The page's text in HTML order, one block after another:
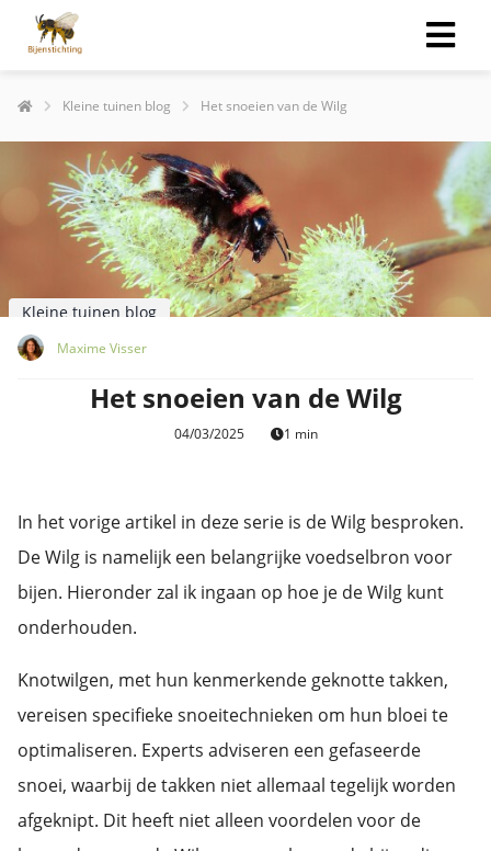
Kleine tuinen blog Het snoeien van de Wilg
Kleine tuinen blog
Maxime Visser
Het snoeien van de Wilg
04/03/2025 1 min
In het vorige artikel in deze serie is de Wilg besproken.
De Wilg is namelijk een belangrijke voedselbron voor
bijen. Hieronder zal ik ingaan op hoe je de Wilg kunt
onderhouden.
Knotwilgen, met hun kenmerkende geknotte takken,
vereisen specifieke snoeitechnieken om hun bloei te
optimaliseren. Experts adviseren een gefaseerde
snoei, waarbij de takken niet allemaal tegelijk worden
afgeknipt. Dit heeft niet alleen voordelen voor de